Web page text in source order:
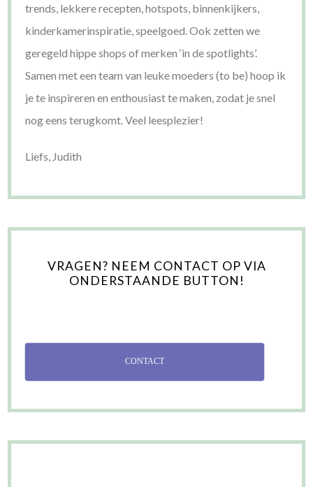
trends, lekkere recepten, hotspots, binnenkijkers,
kinderkamerinspiratie, speelgoed. Ook zetten we
geregeld hippe shops of merken ‘in de spotlights’.
Samen met een team van leuke moeders (to be) hoop ik
je te inspireren en enthousiast te maken, zodat je snel
nog eens terugkomt. Veel leesplezier!
Liefs, Judith
VRAGEN? NEEM CONTACT OP VIA
ONDERSTAANDE BUTTON!
CONTACT